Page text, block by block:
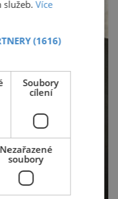
služeb.Více
(1616)
Soubory
cílení
Nezařazené
soubory